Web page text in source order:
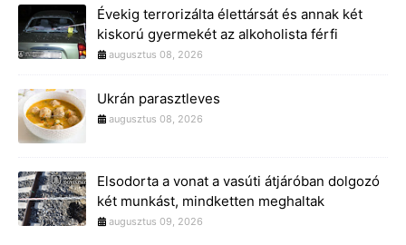
Évekig terrorizálta élettársát és annak két
kiskorú gyermekét az alkoholista férfi
augusztus 08, 2026
Ukrán parasztleves
augusztus 08, 2026
Elsodorta a vonat a vasúti átjáróban dolgozó
két munkást, mindketten meghaltak
augusztus 09, 2026